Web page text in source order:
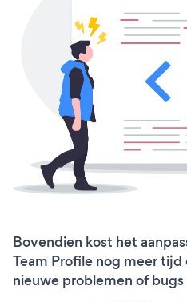
Bovendien kost het
Team Profile nog meer
nieuwe problemen of bugs